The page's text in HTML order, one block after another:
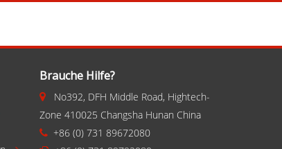
Brauche Hilfe?
 No392, DFH Middle Road, Hightech-
Zone 410025 Changsha Hunan China
 +86 (0) 731 89672080